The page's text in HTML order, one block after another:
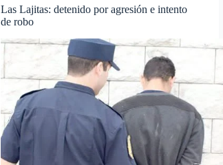
Las Lajitas: detenido por agresión e intento
de robo